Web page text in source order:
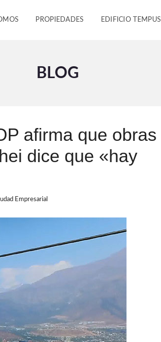
PROPIEDADES EDIFICIO TEMPUS
BLOG
afirma que obras
dice que «hay
Empresarial